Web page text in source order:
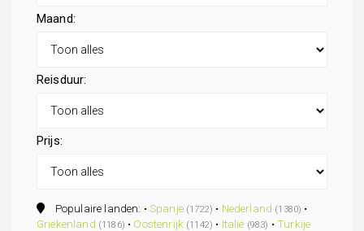
Maand:
Reisduur:
Prijs:
Populaire landen: •Spanje (1722) • Nederland (1380) •
Griekenland (1186) • Oostenrijk (1142) • Italië (983) • Turkije